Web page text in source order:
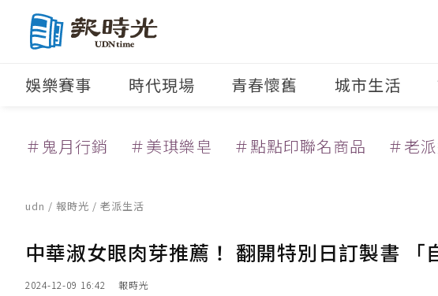
娛樂賽事 時代現場 青春懷舊 城市生活
＃鬼月行銷 ＃美琪樂皂 ＃點點印聯名商品 ＃老
udn / 報時光 / 老派生活
中華淑女眼肉芽推薦！ 翻開特別日訂製書 「
2024-12-09 16:42 報時光